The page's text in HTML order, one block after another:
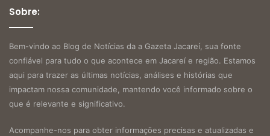
Sobre:
Bem-vindo ao Blog de Notícias da a Gazeta Jacareí, sua fonte
confiável para tudo o que acontece em Jacareí e região. Estamos
aqui para trazer as últimas notícias, análises e histórias que
impactam nossa comunidade, mantendo você informado sobre o
que é relevante e significativo.
Acompanhe-nos para obter informações precisas e atualizadas e